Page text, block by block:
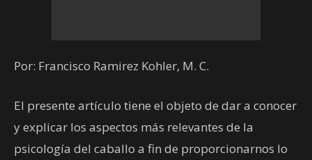
Por: Francisco Ramirez Kohler, M. C.
El presente artículo tiene el objeto de dar a conocer
y explicar los aspectos más relevantes de la
psicología del caballo a fin de proporcionarnos lo